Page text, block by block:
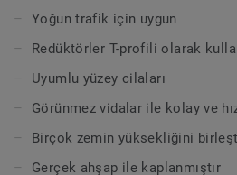
farklılıklar görülebilir.
Yoğun trafik için uygun
Redüktörler T-profili olarak
Uyumlu yüzey cilaları
Görünmez vidalar ile kolay ve
Birçok zemin yüksekliğini
Gerçek ahşap ile kaplanmıştır